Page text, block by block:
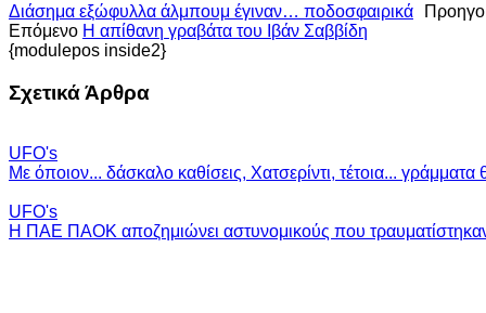
Διάσημα εξώφυλλα άλμπουμ έγιναν… ποδοσφαιρικά
Επόμενο Η απίθανη γραβάτα του Ιβάν Σαββίδη
{modulepos inside2}
Σχετικά Άρθρα
UFO's
Με όποιον... δάσκαλο καθίσεις, Χατσερίντι, τέτοια... γράμματα
UFO's
Η ΠΑΕ ΠΑΟΚ αποζημιώνει αστυνομικούς που